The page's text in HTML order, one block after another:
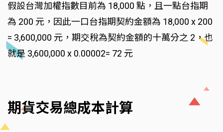
假設台灣加權指數目前為 18,000 點，且一點台指期
為 200 元，因此一口台指期契約金額為 18,000 x 200
= 3,600,000 元，期交稅為契約金額的十萬分之 2，也
就是 3,600,000 x 0.00002= 72 元
期貨交易總成本計算